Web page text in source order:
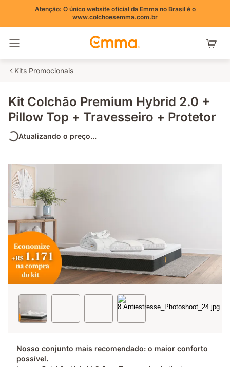
Atenção: O único website oficial da Emma no Brasil é o
www.colchoesemma.com.br
Kits Promocionais
Kit Colchão Premium Hybrid 2.0 +
Pillow Top + Travesseiro + Protetor
Atualizando o preço...
Nosso conjunto mais recomendado: o maior conforto
possível.